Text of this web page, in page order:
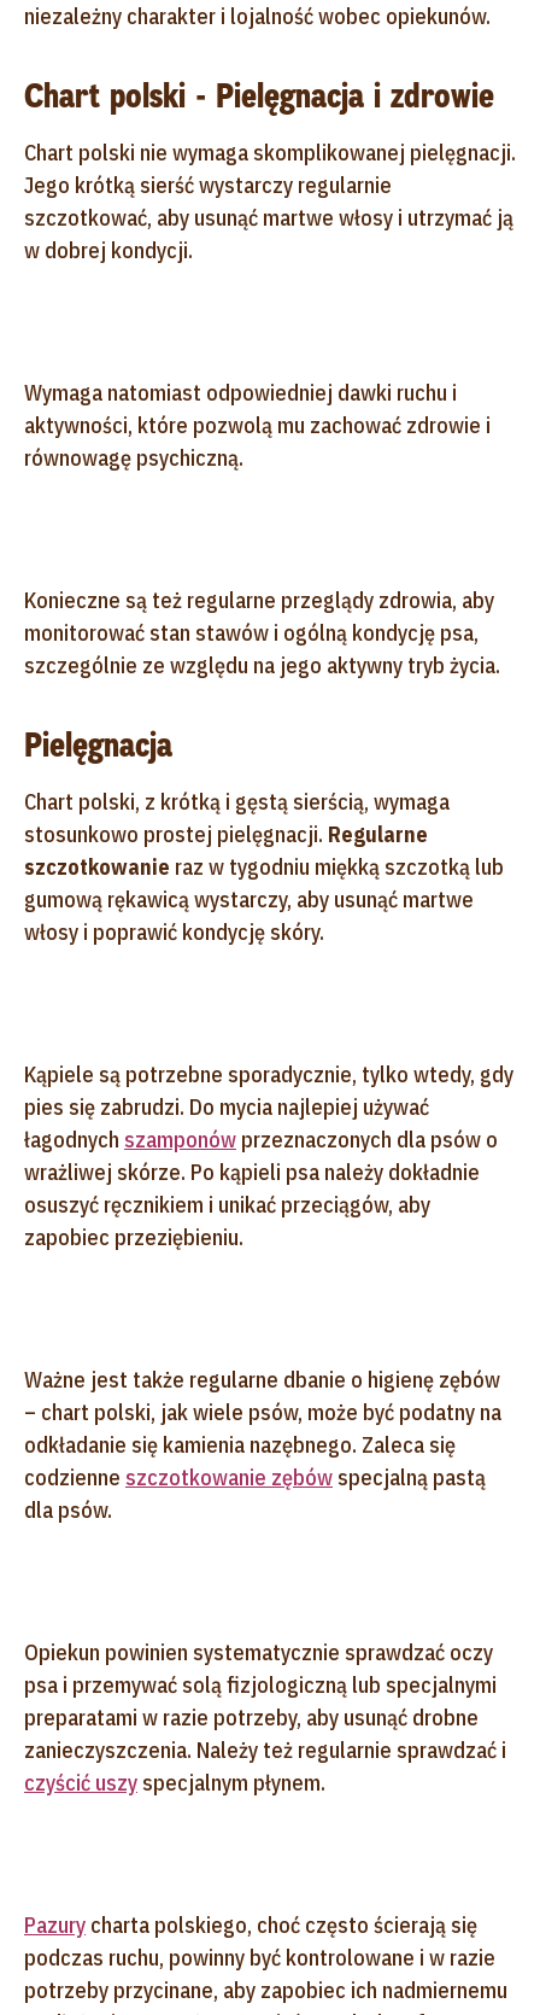
niezależny charakter i lojalność wobec opiekunów.
Chart polski - Pielęgnacja i zdrowie
Chart polski nie wymaga skomplikowanej pielęgnacji.
Jego krótką sierść wystarczy regularnie
szczotkować, aby usunąć martwe włosy i utrzymać ją
w dobrej kondycji.
Wymaga natomiast odpowiedniej dawki ruchu i
aktywności, które pozwolą mu zachować zdrowie i
równowagę psychiczną.
Konieczne są też regularne przeglądy zdrowia, aby
monitorować stan stawów i ogólną kondycję psa,
szczególnie ze względu na jego aktywny tryb życia.
Pielęgnacja
Chart polski, z krótką i gęstą sierścią, wymaga
stosunkowo prostej pielęgnacji. Regularne
szczotkowanie raz w tygodniu miękką szczotką lub
gumową rękawicą wystarczy, aby usunąć martwe
włosy i poprawić kondycję skóry.
Kąpiele są potrzebne sporadycznie, tylko wtedy, gdy
pies się zabrudzi. Do mycia najlepiej używać
łagodnych szamponów przeznaczonych dla psów o
wrażliwej skórze. Po kąpieli psa należy dokładnie
osuszyć ręcznikiem i unikać przeciągów, aby
zapobiec przeziębieniu.
Ważne jest także regularne dbanie o higienę zębów
– chart polski, jak wiele psów, może być podatny na
odkładanie się kamienia nazębnego. Zaleca się
codzienne szczotkowanie zębów specjalną pastą
dla psów.
Opiekun powinien systematycznie sprawdzać oczy
psa i przemywać solą fizjologiczną lub specjalnymi
preparatami w razie potrzeby, aby usunąć drobne
zanieczyszczenia. Należy też regularnie sprawdzać i
czyścić uszy specjalnym płynem.
Pazury charta polskiego, choć często ścierają się
podczas ruchu, powinny być kontrolowane i w razie
potrzeby przycinane, aby zapobiec ich nadmiernemu